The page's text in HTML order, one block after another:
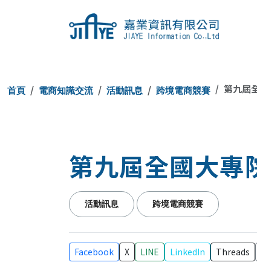
首頁 電商知識交流 活動訊息 跨境電商競賽 第九屆
第九屆全國大專
活動訊息 跨境電商競賽
Facebook X LINE LinkedIn Threads